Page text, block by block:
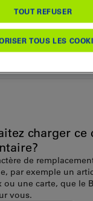
3150
charger ce
de
par exemple un
ou une carte, que le
vous.
TOUT REFUSER
TOUS LES